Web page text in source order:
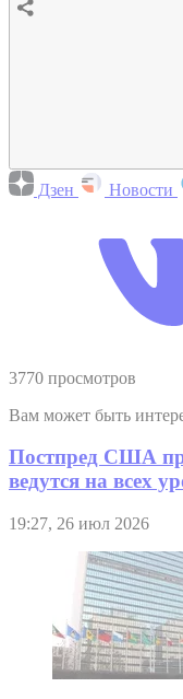
Дзен Новости
3770 просмотров
Вам может быть
Постпред США
ведутся на всех
19:27, 26 июл 2026